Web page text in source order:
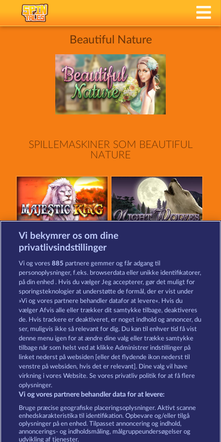
Beautiful Nature
SPILLEMASKINER SOM BEAUTIFUL
NATURE
Majestic King Night Wolves
Black Beauty Cutie Cat
Vilkår og betingelser Datasikkerhed
Kontakt Virksomhed FAQ
Tilsluttet program
Indsend anmodning om tilbagetrækning
Vi bekymrer os om dine
privatlivsindstillinger
Vi og vores885 partnere gemmer og får adgang til
personoplysninger, f.eks. browserdata eller unikke identifikatorer,
på din enhed . Hvis du vælger Jeg accepterer, gør det muligt for
sporingsteknologier at understøtte de formål, der er vist under
»Vi og vores partnere behandler datafor at levere«. Hvis du
vælger Afvis alle eller trækker dit samtykke tilbage, deaktiveres
de. Hvis trackere er deaktiveret, er noget indhold og annoncer, du
ser, muligvis ikke så relevant for dig. Du kan til enhver tid få vist
denne menu igen for at ændre dine valg eller trække samtykke
tilbage når som helst ved at klikke Administrer indstillinger på
linket nederst på websiden [eller det flydende ikon nederst til
venstre på websiden, hvis det er relevant]. Dine valg vil have
virkning i vores Website. Se vores privatliv politik for at få flere
oplysninger.
Vi og vores partnere behandler data for at levere:
Bruge præcise geografiske placeringsoplysninger. Aktivt scanne
enhedskarakteristika til identifikation. Opbevare og/eller tilgå
oplysninger på en enhed. Tilpasset annoncering og indhold,
annoncerings- og indholdsmåling, målgruppeundersøgelser og
udvikling af tjenester.